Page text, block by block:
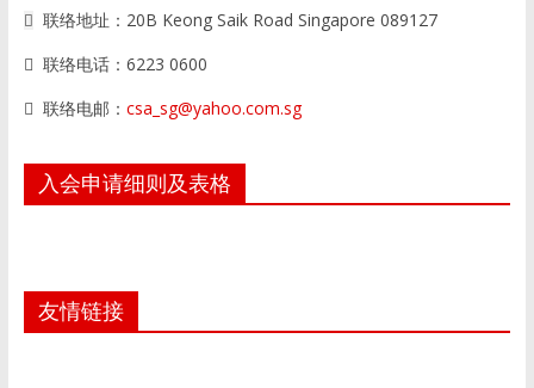
联络地址：20B Keong Saik Road Singapore 089127
联络电话：6223 0600
联络电邮： csa_sg@yahoo.com.sg
入会申请细则及表格
友情链接